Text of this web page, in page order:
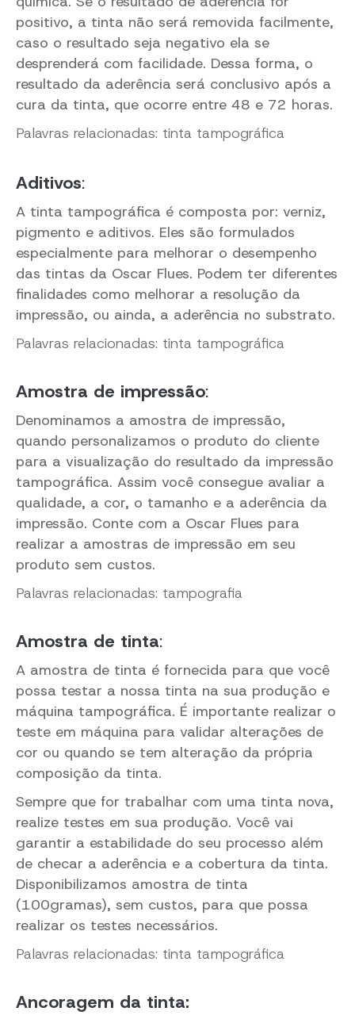
positivo, a tinta não será removida facilmente,
caso o resultado seja negativo ela se
desprenderá com facilidade. Dessa forma, o
resultado da aderência será conclusivo após a
cura da tinta, que ocorre entre 48 e 72 horas.
Palavras relacionadas: tinta tampográfica
Aditivos:
A tinta tampográfica é composta por: verniz,
pigmento e aditivos. Eles são formulados
especialmente para melhorar o desempenho
das tintas da Oscar Flues. Podem ter diferentes
finalidades como melhorar a resolução da
impressão, ou ainda, a aderência no substrato.
Palavras relacionadas: tinta tampográfica
Amostra de impressão:
Denominamos a amostra de impressão,
quando personalizamos o produto do cliente
para a visualização do resultado da impressão
tampográfica. Assim você consegue avaliar a
qualidade, a cor, o tamanho e a aderência da
impressão. Conte com a Oscar Flues para
realizar a amostras de impressão em seu
produto sem custos.
Palavras relacionadas: tampografia
Amostra de tinta:
A amostra de tinta é fornecida para que você
possa testar a nossa tinta na sua produção e
máquina tampográfica. É importante realizar o
teste em máquina para validar alterações de
cor ou quando se tem alteração da própria
composição da tinta.
Sempre que for trabalhar com uma tinta nova,
realize testes em sua produção. Você vai
garantir a estabilidade do seu processo além
de checar a aderência e a cobertura da tinta.
Disponibilizamos amostra de tinta
(100gramas), sem custos, para que possa
realizar os testes necessários.
Palavras relacionadas: tinta tampográfica
Ancoragem da tinta: